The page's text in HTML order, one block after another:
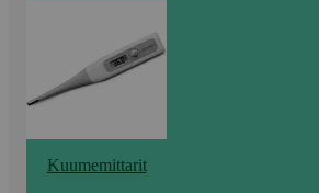
Kuumemittarit